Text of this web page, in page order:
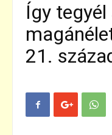
Így
21.